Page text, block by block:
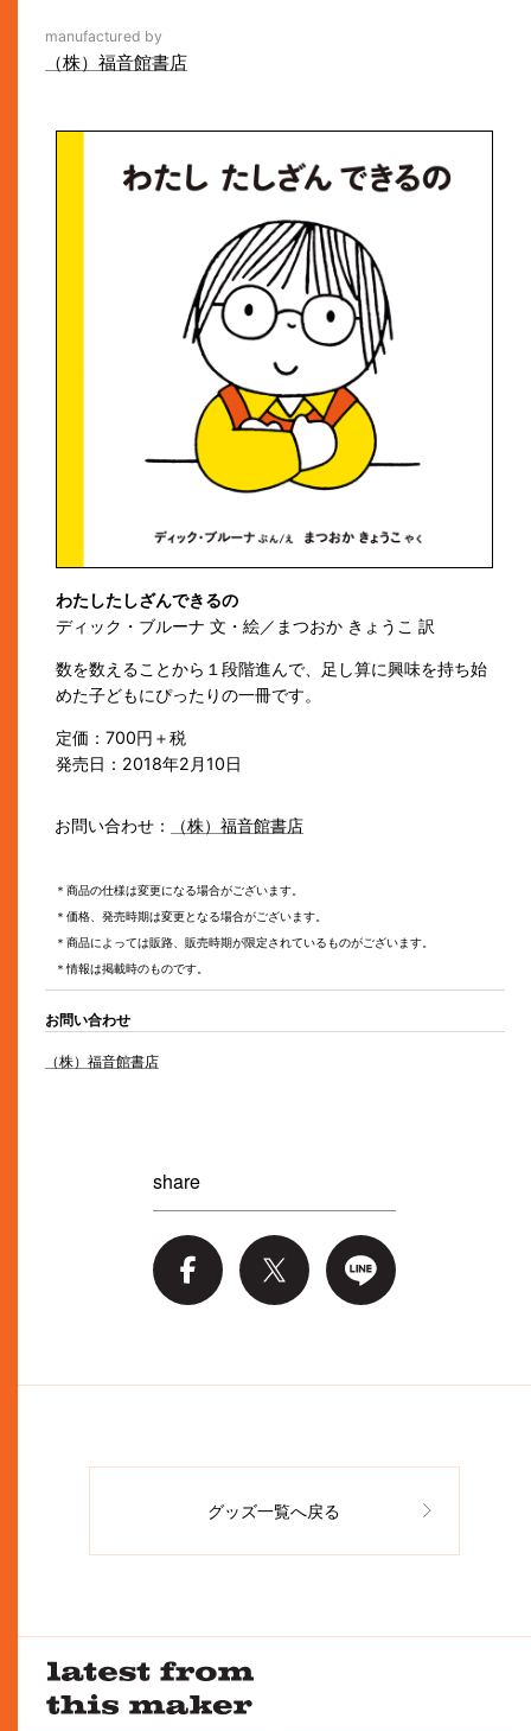
manufactured by
（株）福音館書店
わたしたしざんできるの
ディック・ブルーナ 文・絵／まつおか きょうこ 訳
数を数えることから１段階進んで、足し算に興味を持ち始
めた子どもにぴったりの一冊です。
定価：700円＋税
発売日：2018年2月10日
お問い合わせ： （株）福音館書店
＊商品の仕様は変更になる場合がございます。
＊価格、発売時期は変更となる場合がございます。
＊商品によっては販路、販売時期が限定されているものがございます。
＊情報は掲載時のものです。
お問い合わせ
（株）福音館書店
share
グッズ一覧へ戻る